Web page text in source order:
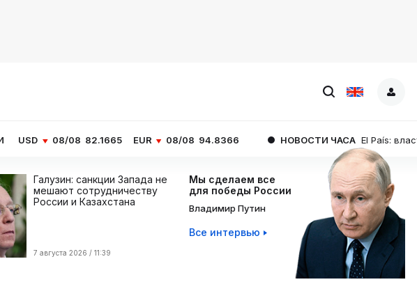
82.1665 EUR 08/08 94.8366 НОВОСТИ ЧАСА El País: власти Испании
Галузин: санкции Запада не
мешают сотрудничеству
России и Казахстана
7 августа 2026 / 11:39
Мы сделаем все
для победы России
Владимир Путин
Все интервью